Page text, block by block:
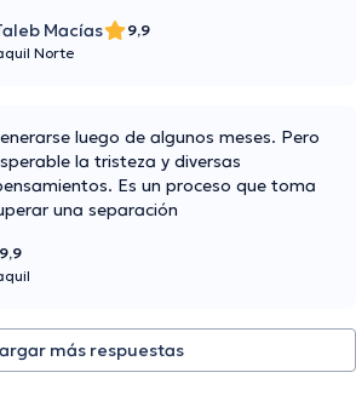
Macías
9,9
Norte
luego de algunos meses. Pero
la tristeza y diversas
Es un proceso que toma
una separación
9,9
más respuestas